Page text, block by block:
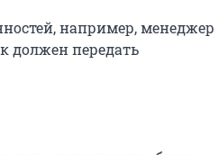
например, менеджер
должен передать